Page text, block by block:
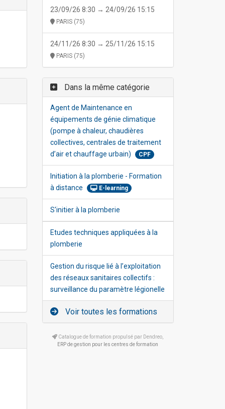
23/09/26 8:30 → 24/09/26 15:15
PARIS (75)
24/11/26 8:30 → 25/11/26 15:15
PARIS (75)
Dans la même catégorie
Agent de Maintenance en
équipements de génie climatique
(pompe à chaleur, chaudières
collectives, centrales de traitement
d’air et chauffage urbain)
CPF
Initiation à la plomberie - Formation
à distance
E-learning
S'initier à la plomberie
Etudes techniques appliquées à la
plomberie
Gestion du risque lié à l’exploitation
des réseaux sanitaires collectifs :
surveillance du paramètre légionelle
Voir toutes les formations
Catalogue de formation propulsé par Dendreo,
ERP de gestion pour les centres de formation